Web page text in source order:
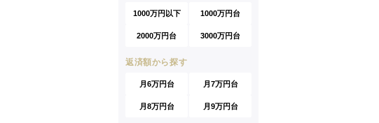
1000万円以下 1000万円台
2000万円台 3000万円台
返済額から探す
月6万円台 月7万円台
月8万円台 月9万円台